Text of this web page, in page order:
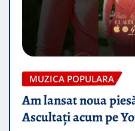
MUZICA POPULARA
Am lansat noua
Ascultați acum pe